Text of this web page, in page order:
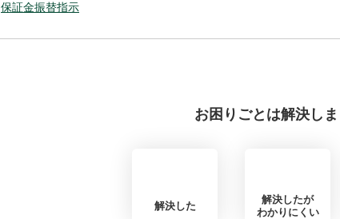
保証金振替指示
お困りごとは解決し
解決した
解決したが
わかりにくい